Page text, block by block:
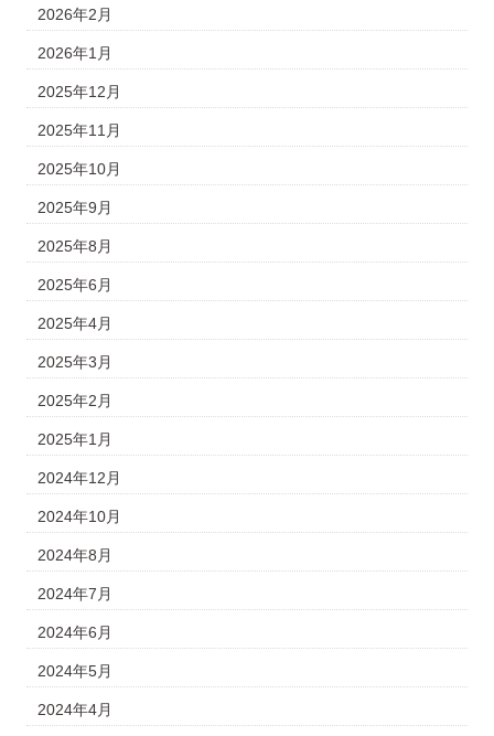
2026年2月
2026年1月
2025年12月
2025年11月
2025年10月
2025年9月
2025年8月
2025年6月
2025年4月
2025年3月
2025年2月
2025年1月
2024年12月
2024年10月
2024年8月
2024年7月
2024年6月
2024年5月
2024年4月